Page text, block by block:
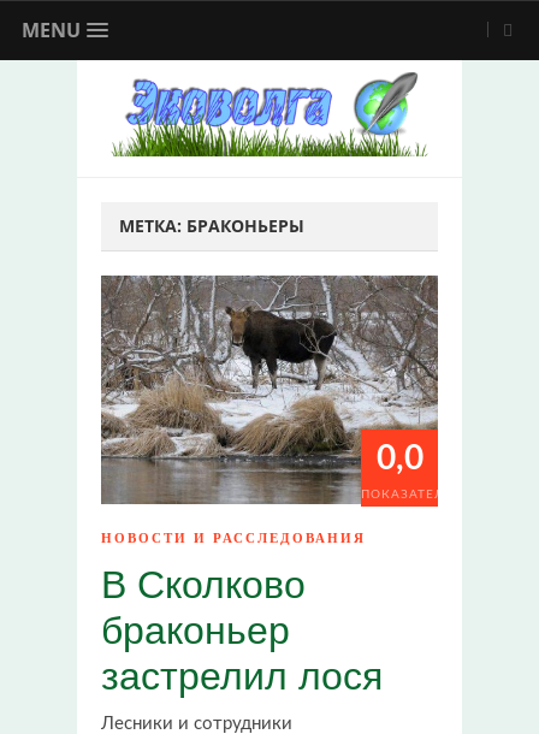
MENU
МЕТКА: БРАКОНЬЕРЫ
0,0
ПОКАЗАТЕЛИ
НОВОСТИ И РАССЛЕДОВАНИЯ
В Сколково
браконьер
застрелил лося
Лесники и сотрудники